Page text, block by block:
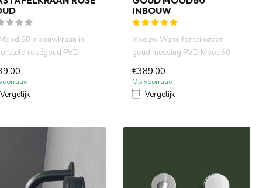
60 inbouwkraan in
roségoud PVD
strak design met
Vergelijk
INBOUW
Inbouw Wand fonteinkraan
goud messing PVD Mood60
met 10cm of 15 cm uitloop
gebog...
€389,00
Op voorraad
Vergelijk